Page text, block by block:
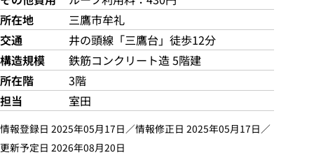
所在地
三鷹市牟礼
交通
井の頭線「三鷹台」徒歩12分
構造規模
鉄筋コンクリート造 5階建
所在階
3階
担当
室田
情報登録日 2025年05月17日／情報修正日 2025年05月17日／
更新予定日 2026年08月20日